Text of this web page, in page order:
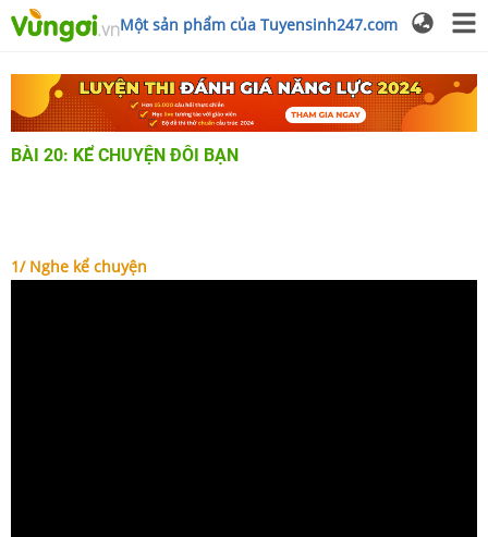
Một sản phẩm của Tuyensinh247.com
BÀI 20: KỂ CHUYỆN ĐÔI BẠN
1/ Nghe kể chuyện